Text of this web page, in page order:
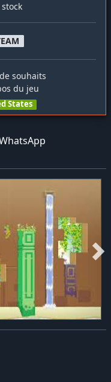
souhaits
du jeu
States